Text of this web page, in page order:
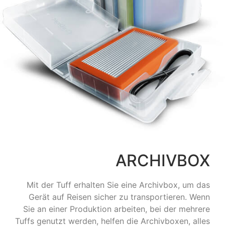
ARCHIVBOX
Mit der Tuff erhalten Sie eine Archivbox, um das
Gerät auf Reisen sicher zu transportieren. Wenn
Sie an einer Produktion arbeiten, bei der mehrere
Tuffs genutzt werden, helfen die Archivboxen, alles